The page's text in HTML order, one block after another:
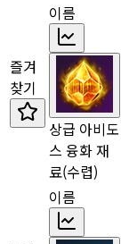
즐겨
찾기
이름
상급 아비도
스 융화 재
료(수렵)
이름